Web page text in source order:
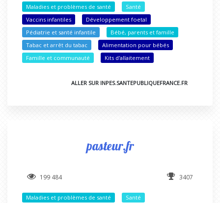
Maladies et problèmes de santé
Santé
Vaccins infantiles
Développement foetal
Pédiatrie et santé infantile
Bébé, parents et famille
Tabac et arrêt du tabac
Alimentation pour bébés
Famille et communauté
Kits d'allaitement
ALLER SUR INPES.SANTEPUBLIQUEFRANCE.FR
pasteur.fr
199 484 3407
Maladies et problèmes de santé
Santé